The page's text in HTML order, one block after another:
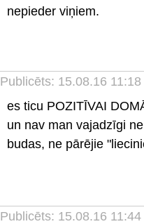
nepieder viņiem.
Publicēts: 15.08.16 11:18
es ticu POZITĪVAI
un nav man vajadzīgi
budas, ne pārējie
Publicēts: 15.08.16 11:44